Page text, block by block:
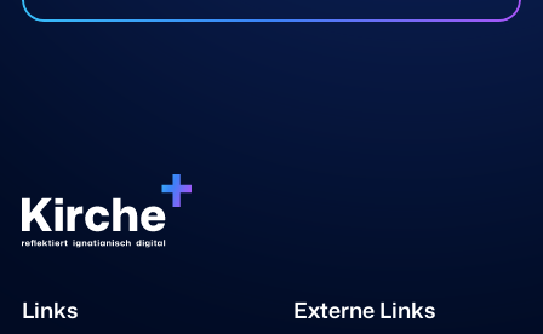
Links Externe Links